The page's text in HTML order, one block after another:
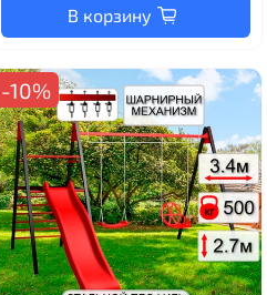
В корзину
-10%